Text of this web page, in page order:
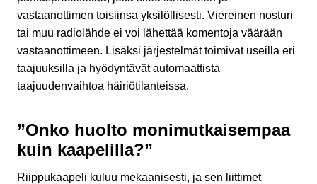
vastaanottimen toisiinsa yksilöllisesti. Viereinen nosturi
tai muu radiolähde ei voi lähettää komentoja väärään
vastaanottimeen. Lisäksi järjestelmät toimivat useilla eri
taajuuksilla ja hyödyntävät automaattista
taajuudenvaihtoa häiriötilanteissa.
”Onko huolto monimutkaisempaa
kuin kaapelilla?”
Riippukaapeli kuluu mekaanisesti, ja sen liittimet